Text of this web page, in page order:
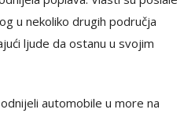
u nekoliko drugih područja
ljude da ostanu u svojim
automobile u more na